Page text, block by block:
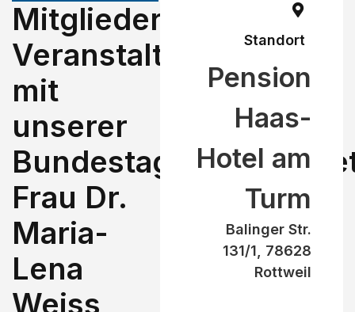
Mitgliederoffene
Veranstaltung
mit
unserer
Frau Dr.
Maria-
Lena
Weiss
Standort
Pension
Haas-
Hotel am
Turm
Balinger Str.
131/1, 78628
Rottweil